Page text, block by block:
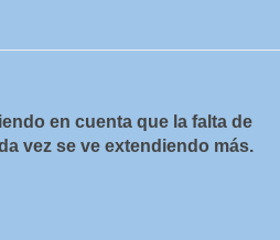
en cuenta que la falta de
vez se ve extendiendo más.